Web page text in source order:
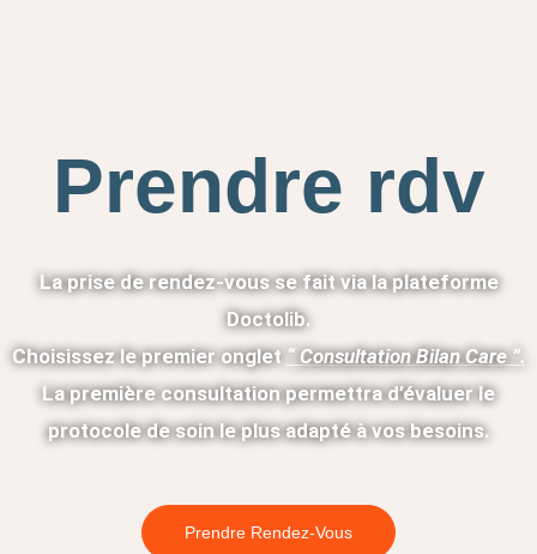
Prendre rdv
La prise de rendez-vous se fait via la plateforme
Doctolib.
Choisissez le premier onglet “ Consultation Bilan Care ”.
La première consultation permettra d’évaluer le
protocole de soin le plus adapté à vos besoins.
Prendre Rendez-Vous